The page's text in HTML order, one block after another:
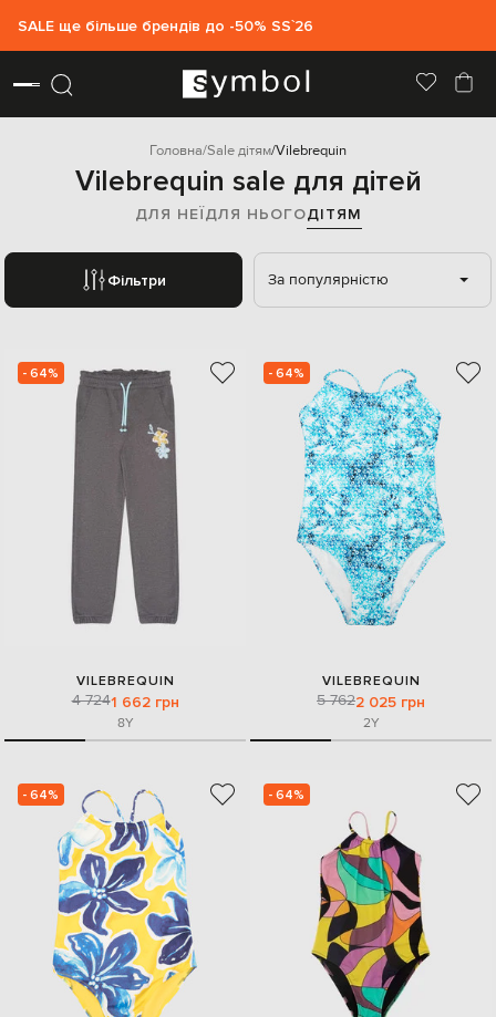
SALE ще більше брендів до -50% SS`26
Головна Sale дітям Vilebrequin
Vilebrequin sale для дітей
ДЛЯ НЕЇДЛЯ НЬОГОДІТЯМ
Фільтри За популярністю
- 64%
VILEBREQUIN
4 7241 662 грн
8Y
- 64%
VILEBREQUIN
5 7622 025 грн
2Y
- 64% - 64%